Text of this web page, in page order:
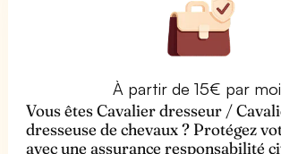
À partir de 15€ par
Vous êtes Cavalier dresseur /
dresseuse de chevaux ? Protégez
avec une assurance responsabilité